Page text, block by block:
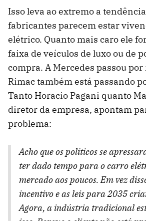
Isso leva ao extremo a
fabricantes parecem estar
elétrico. Quanto mais caro ele
faixa de veículos de luxo ou de
compra. A Mercedes passou por
Rimac também está passando
Tanto Horacio Pagani quanto
diretor da empresa, apontam
problema:
Acho que os políticos se
ter dado tempo para o carro
mercado aos poucos. Em vez
incentivo e as leis para 2035
Agora, a indústria tradicional